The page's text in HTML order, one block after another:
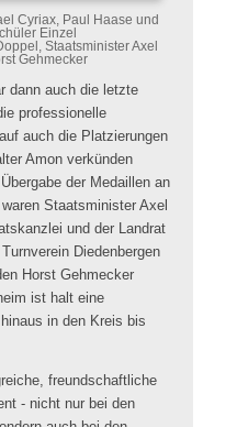
Cyriax, Paul Haase und
Einzel
Staatsminister Axel
Gehmecker
dann auch die letzte
professionelle
auch die Platzierungen
Amon verkünden
der Medaillen an
Staatsminister Axel
und der Landrat
Diedenbergen
Horst Gehmecker
ist halt eine
in den Kreis bis
freundschaftliche
- nicht nur bei den